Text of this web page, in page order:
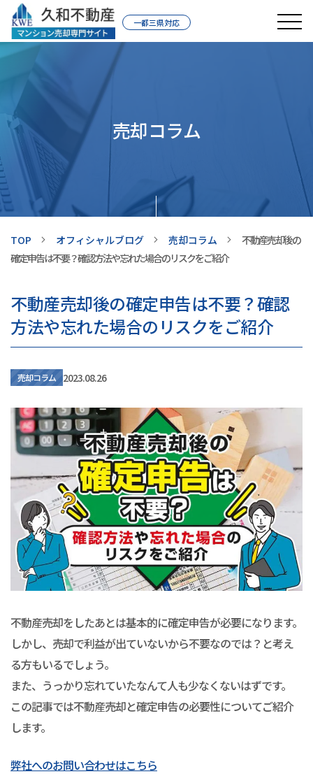
一都三県対応
売却コラム
TOP オフィシャルブログ 売却コラム
不動産売却後の
確定申告は不要？確認方法や忘れた場合のリスクをご紹介
不動産売却後の確定申告は不要？確認
方法や忘れた場合のリスクをご紹介
売却コラム 2023.08.26
不動産売却をしたあとは基本的に確定申告が必要になります。
しかし、売却で利益が出ていないから不要なのでは？と考え
る方もいるでしょう。
また、うっかり忘れていたなんて人も少なくないはずです。
この記事では不動産売却と確定申告の必要性についてご紹介
します。
弊社へのお問い合わせはこちら